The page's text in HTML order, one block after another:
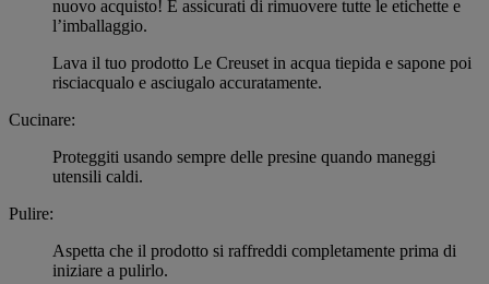
nuovo acquisto! E assicurati di rimuovere tutte le etichette e
l’imballaggio.
Lava il tuo prodotto Le Creuset in acqua tiepida e sapone poi
risciacqualo e asciugalo accuratamente.
Cucinare:
Proteggiti usando sempre delle presine quando maneggi
utensili caldi.
Pulire:
Aspetta che il prodotto si raffreddi completamente prima di
iniziare a pulirlo.